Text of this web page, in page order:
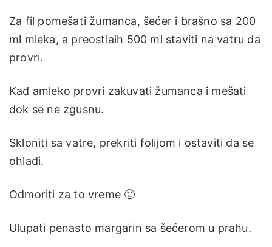
Za fil pomešati žumanca, šećer i brašno sa 200
ml mleka, a preostlaih 500 ml staviti na vatru da
provri.
Kad amleko provri zakuvati žumanca i mešati
dok se ne zgusnu.
Skloniti sa vatre, prekriti folijom i ostaviti da se
ohladi.
Odmoriti za to vreme 🙂
Ulupati penasto margarin sa šećerom u prahu.